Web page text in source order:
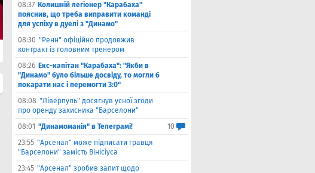
08:37 Колишній легіонер "Карабаха"
пояснив, що треба виправити команді
для успіху в дуелі з "Динамо"
08:30 "Ренн" офіційно продовжив
контракт із головним тренером
08:26 Екс-капітан "Карабаха": "Якби в
"Динамо" було більше досвіду, то могли б
покарати нас і перемогти 3:0"
08:08 "Ліверпуль" досягнув усної згоди
про оренду захисника "Барселони"
08:01 "Динамоманія" в Телеграмі!
10
23:55 "Арсенал" може підписати гравця
"Барселони" замість Вінісіуса
23:45 "Арсенал" зробив запит щодо